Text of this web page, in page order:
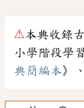
⚠本典收錄
小學階段學
典簡編本》